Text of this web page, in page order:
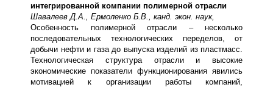
интегрированной компании полимерной отрасли
Шавалеев Д.А., Ермоленко Б.В., канд. экон. наук,
Особенность полимерной отрасли – несколько
последовательных технологических переделов, от
добычи нефти и газа до выпуска изделий из пластмасс.
Технологическая структура отрасли и высокие
экономические показатели функционирования явились
мотивацией к организации работы компаний,